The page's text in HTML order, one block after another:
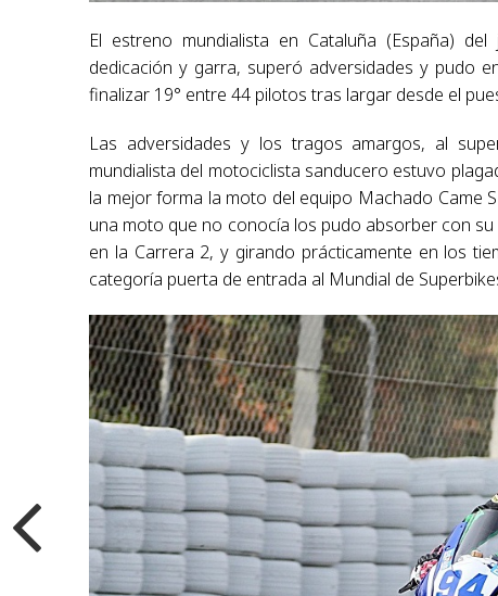
El estreno mundialista en Cataluña (España)
dedicación y garra, superó adversidades y pudo
finalizar 19° entre 44 pilotos tras largar desde el
Las adversidades y los tragos amargos, al
mundialista del motociclista sanducero estuvo
la mejor forma la moto del equipo Machado Came
una moto que no conocía los pudo absorber con
en la Carrera 2, y girando prácticamente en los
categoría puerta de entrada al Mundial de